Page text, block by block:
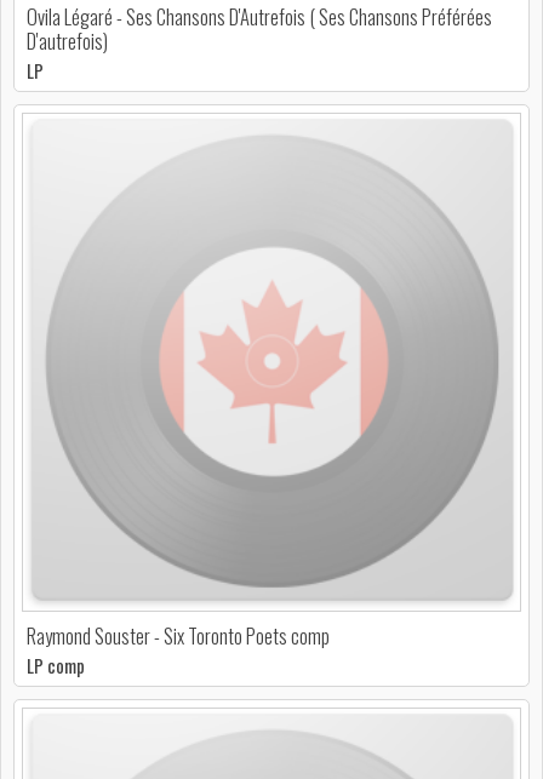
Ovila Légaré - Ses Chansons D'Autrefois ( Ses Chansons Préférées
D'autrefois)
LP
Raymond Souster - Six Toronto Poets comp
LP comp